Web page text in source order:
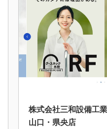
株式会社三和設備工
山口・県央店